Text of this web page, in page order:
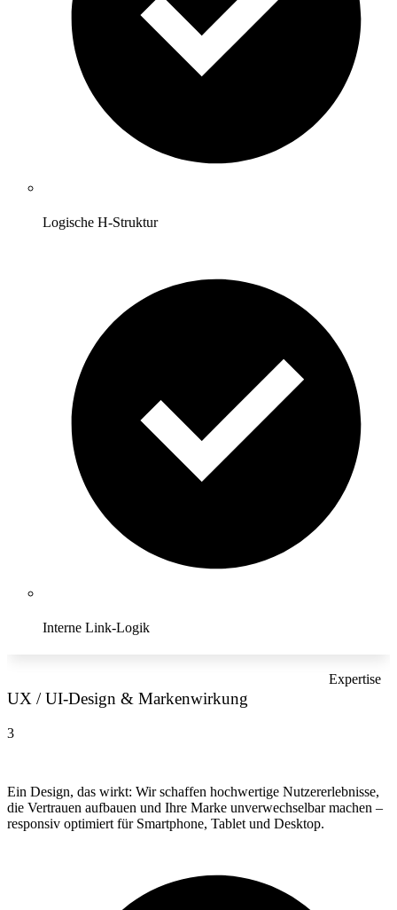
Logische H-Struktur
Interne Link-Logik
Expertise
UX / UI-Design & Markenwirkung
3
Ein Design, das wirkt: Wir schaffen hochwertige Nutzererlebnisse,
die Vertrauen aufbauen und Ihre Marke unverwechselbar machen –
responsiv optimiert für Smartphone, Tablet und Desktop.